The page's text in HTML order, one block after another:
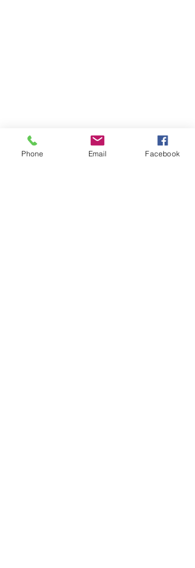
Phone Email Facebook